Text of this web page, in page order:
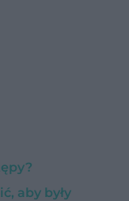
aby były